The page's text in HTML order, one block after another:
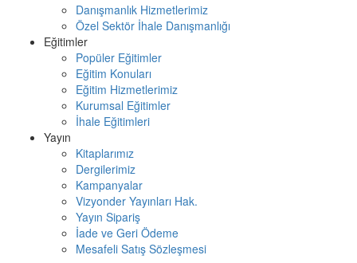
Danışmanlık Hizmetlerimiz
Özel Sektör İhale Danışmanlığı
Eğitimler
Popüler Eğitimler
Eğitim Konuları
Eğitim Hizmetlerimiz
Kurumsal Eğitimler
İhale Eğitimleri
Yayın
Kitaplarımız
Dergilerimiz
Kampanyalar
Vizyonder Yayınları Hak.
Yayın Sipariş
İade ve Geri Ödeme
Mesafeli Satış Sözleşmesi